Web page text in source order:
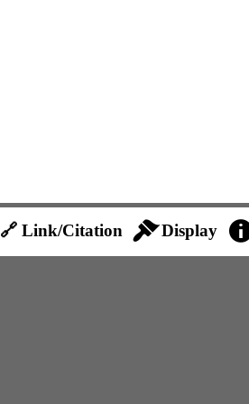
🔗 Link/Citation Display